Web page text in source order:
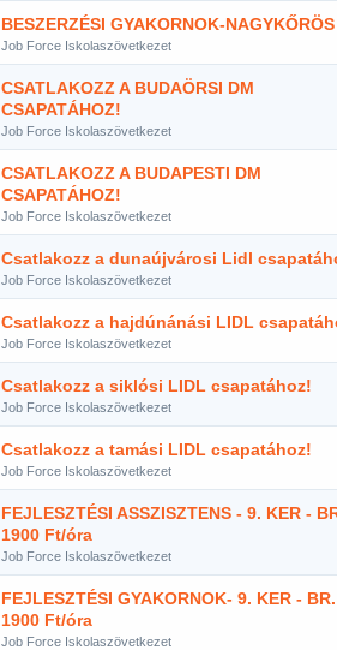
BESZERZÉSI GYAKORNOK-NAGYKŐRÖS
Job Force Iskolaszövetkezet
CSATLAKOZZ A BUDAÖRSI DM
CSAPATÁHOZ!
Job Force Iskolaszövetkezet
CSATLAKOZZ A BUDAPESTI DM
CSAPATÁHOZ!
Job Force Iskolaszövetkezet
Csatlakozz a dunaújvárosi Lidl
Job Force Iskolaszövetkezet
Csatlakozz a hajdúnánási LIDL
Job Force Iskolaszövetkezet
Csatlakozz a siklósi LIDL csapatához!
Job Force Iskolaszövetkezet
Csatlakozz a tamási LIDL csapatához!
Job Force Iskolaszövetkezet
FEJLESZTÉSI ASSZISZTENS - 9. KER -
1900 Ft/óra
Job Force Iskolaszövetkezet
FEJLESZTÉSI GYAKORNOK- 9. KER - BR.
1900 Ft/óra
Job Force Iskolaszövetkezet